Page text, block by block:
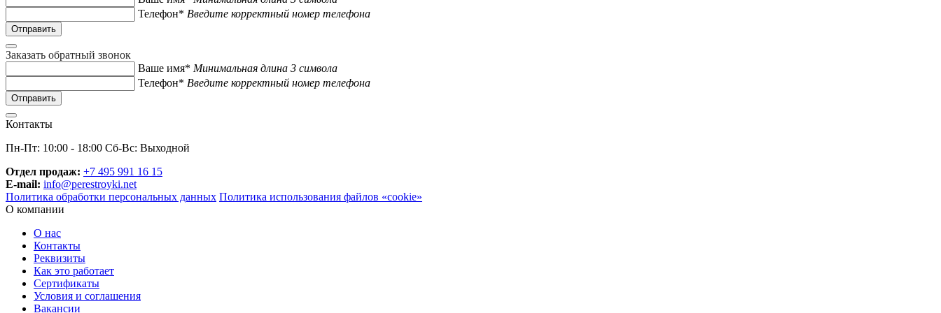
Телефон* Введите корректный номер телефона
Заказать обратный звонок
Ваше имя* Минимальная длина 3 символа
Телефон* Введите корректный номер телефона
Контакты
Пн-Пт: 10:00 - 18:00 Сб-Вс: Выходной
Отдел продаж: +7 495 991 16 15
E-mail: info@perestroyki.net
Политика обработки персональных данных Политика использования файлов «cookie»
О компании
О нас
Контакты
Реквизиты
Как это работает
Сертификаты
Условия и соглашения
Вакансии